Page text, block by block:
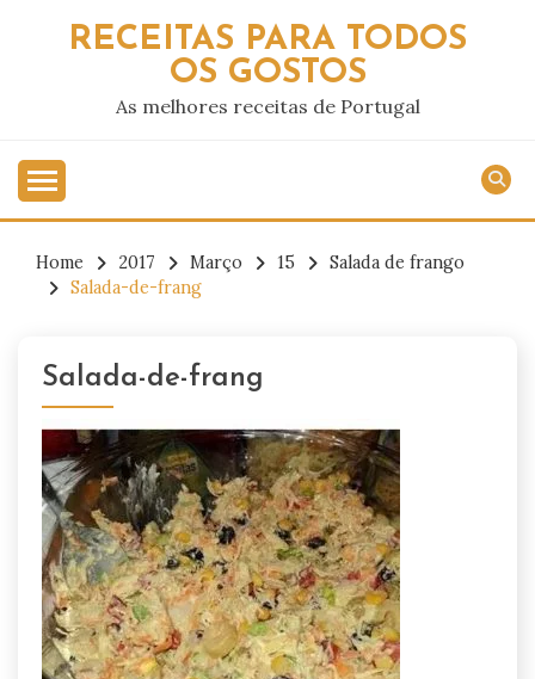
RECEITAS PARA TODOS
OS GOSTOS
As melhores receitas de Portugal
Home 2017 Março 15
Salada de frango
Salada-de-frang
Salada-de-frang